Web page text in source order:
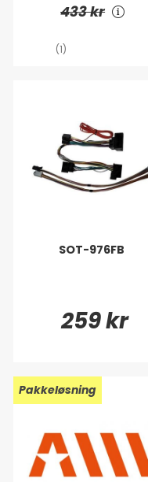
433 kr
(1)
SOT-976FB
259 kr
Pakkeløsning